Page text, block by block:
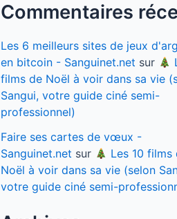
Commentaires
Les 6 meilleurs sites de jeux
en bitcoin - Sanguinet.net sur
films de Noël à voir dans sa vie
Sangui, votre guide ciné semi-
professionnel)
Faire ses cartes de vœux -
Sanguinet.net sur
Les 10 films
Noël à voir dans sa vie (selon
votre guide ciné semi-